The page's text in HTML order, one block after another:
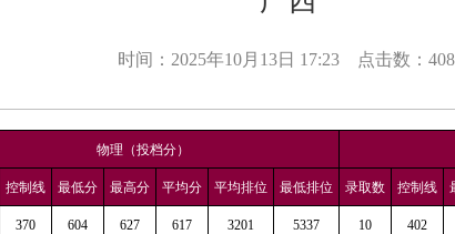
时间：2025年10月13日 17:23 点击数：
物理（投档分）
控制线 最低分 最高分 平均分 平均排位 最低排位 录取数 控制线
370 604 627 617 3201 5337 10 402